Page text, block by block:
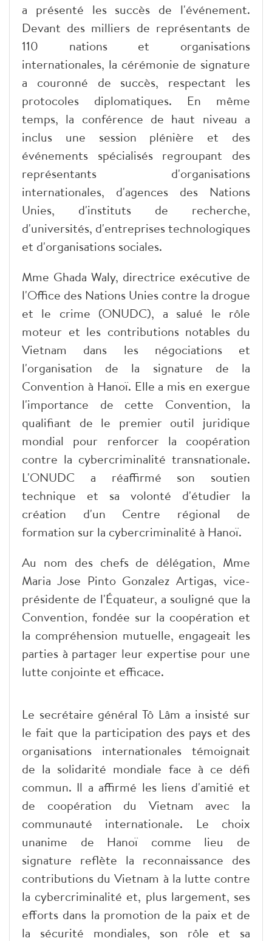
a présenté les succès de l'événement.
Devant des milliers de représentants de
110 nations et organisations
internationales, la cérémonie de signature
a couronné de succès, respectant les
protocoles diplomatiques. En même
temps, la conférence de haut niveau a
inclus une session plénière et des
événements spécialisés regroupant des
représentants d'organisations
internationales, d'agences des Nations
Unies, d'instituts de recherche,
d'universités, d'entreprises technologiques
et d'organisations sociales.
Mme Ghada Waly, directrice exécutive de
l'Office des Nations Unies contre la drogue
et le crime (ONUDC), a salué le rôle
moteur et les contributions notables du
Vietnam dans les négociations et
l'organisation de la signature de la
Convention à Hanoï. Elle a mis en exergue
l'importance de cette Convention, la
qualifiant de le premier outil juridique
mondial pour renforcer la coopération
contre la cybercriminalité transnationale.
L'ONUDC a réaffirmé son soutien
technique et sa volonté d'étudier la
création d'un Centre régional de
formation sur la cybercriminalité à Hanoï.
Au nom des chefs de délégation, Mme
Maria Jose Pinto Gonzalez Artigas, vice-
présidente de l'Équateur, a souligné que la
Convention, fondée sur la coopération et
la compréhension mutuelle, engageait les
parties à partager leur expertise pour une
lutte conjointe et efficace.
Le secrétaire général Tô Lâm a insisté sur
le fait que la participation des pays et des
organisations internationales témoignait
de la solidarité mondiale face à ce défi
commun. Il a affirmé les liens d'amitié et
de coopération du Vietnam avec la
communauté internationale. Le choix
unanime de Hanoï comme lieu de
signature reflète la reconnaissance des
contributions du Vietnam à la lutte contre
la cybercriminalité et, plus largement, ses
efforts dans la promotion de la paix et de
la sécurité mondiales, son rôle et sa